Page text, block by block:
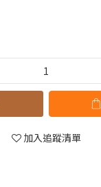
加入追蹤清單